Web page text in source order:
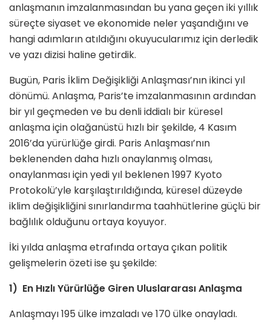
anlaşmanın imzalanmasından bu yana geçen iki yıllık
süreçte siyaset ve ekonomide neler yaşandığını ve
hangi adımların atıldığını okuyucularımız için derledik
ve yazı dizisi haline getirdik.
Bugün, Paris İklim Değişikliği Anlaşması’nın ikinci yıl
dönümü. Anlaşma, Paris’te imzalanmasının ardından
bir yıl geçmeden ve bu denli iddialı bir küresel
anlaşma için olağanüstü hızlı bir şekilde, 4 Kasım
2016’da yürürlüğe girdi. Paris Anlaşması’nın
beklenenden daha hızlı onaylanmış olması,
onaylanması için yedi yıl beklenen 1997 Kyoto
Protokolü’yle karşılaştırıldığında, küresel düzeyde
iklim değişikliğini sınırlandırma taahhütlerine güçlü bir
bağlılık olduğunu ortaya koyuyor.
İki yılda anlaşma etrafında ortaya çıkan politik
gelişmelerin özeti ise şu şekilde:
1) En Hızlı Yürürlüğe Giren Uluslararası Anlaşma
Anlaşmayı 195 ülke imzaladı ve 170 ülke onayladı.